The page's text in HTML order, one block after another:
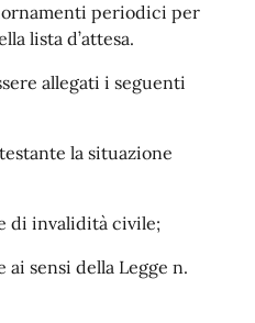
periodici per
lista d’attesa.
allegati i seguenti
la situazione
di invalidità civile;
sensi della Legge n.